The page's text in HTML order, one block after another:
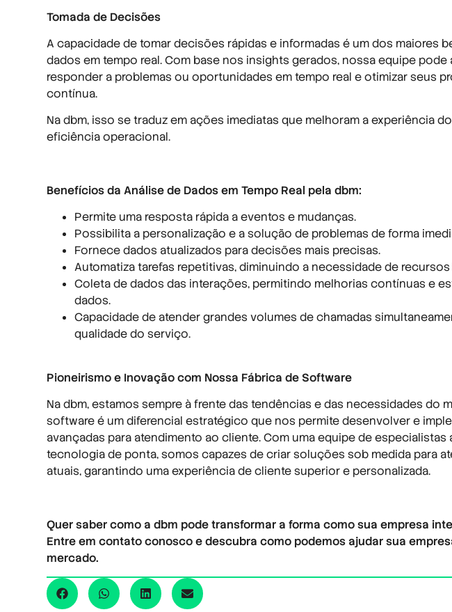
Tomada de Decisões
A capacidade de tomar decisões rápidas e informadas é um dos maiores
dados em tempo real. Com base nos insights gerados, nossa equipe pode
responder a problemas ou oportunidades em tempo real e otimizar seus
contínua.
Na dbm, isso se traduz em ações imediatas que melhoram a experiência
eficiência operacional.
Benefícios da Análise de Dados em Tempo Real pela dbm:
Permite uma resposta rápida a eventos e mudanças.
Possibilita a personalização e a solução de problemas de forma
Fornece dados atualizados para decisões mais precisas.
Automatiza tarefas repetitivas, diminuindo a necessidade de
Coleta de dados das interações, permitindo melhorias contínuas e
dados.
Capacidade de atender grandes volumes de chamadas
qualidade do serviço.
Pioneirismo e Inovação com Nossa Fábrica de Software
Na dbm, estamos sempre à frente das tendências e das necessidades do
software é um diferencial estratégico que nos permite desenvolver e
avançadas para atendimento ao cliente. Com uma equipe de
tecnologia de ponta, somos capazes de criar soluções sob medida para
atuais, garantindo uma experiência de cliente superior e personalizada.
Quer saber como a dbm pode transformar a forma como sua empresa
Entre em contato conosco e descubra como podemos ajudar sua
mercado.